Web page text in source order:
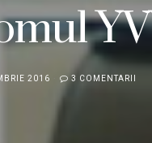
2016 3 COMENTARII